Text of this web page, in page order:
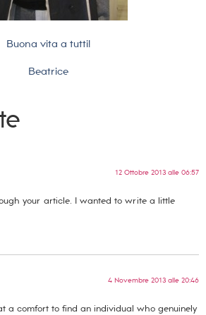
Buona vita a tutti!
Beatrice
12 Ottobre 2013 alle 06:57
your article. I wanted to write a little
4 Novembre 2013 alle 20:46
a comfort to find an individual who genuinely